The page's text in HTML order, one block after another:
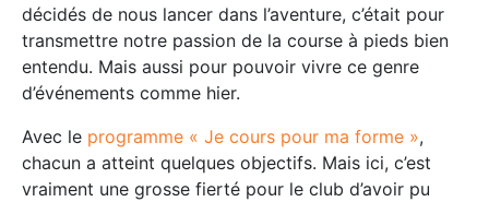
décidés de nous lancer dans l’aventure, c’était pour
transmettre notre passion de la course à pieds bien
entendu. Mais aussi pour pouvoir vivre ce genre
d’événements comme hier.
Avec le programme « Je cours pour ma forme »,
chacun a atteint quelques objectifs. Mais ici, c’est
vraiment une grosse fierté pour le club d’avoir pu